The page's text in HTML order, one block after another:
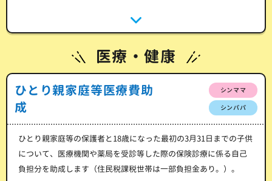
医療・健康
ひとり親家庭等医療費助
成
シンママ
シンパパ
ひとり親家庭等の保護者と18歳になった最初の3月31日までの子供
について、医療機関や薬局を受診等した際の保険診療に係る自己
負担分を助成します（住民税課税世帯は一部負担金あり。）。